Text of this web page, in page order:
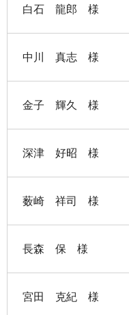
白石 龍郎 様
中川 真志 様
金子 輝久 様
深津 好昭 様
薮崎 祥司 様
長森 保 様
宮田 克紀 様